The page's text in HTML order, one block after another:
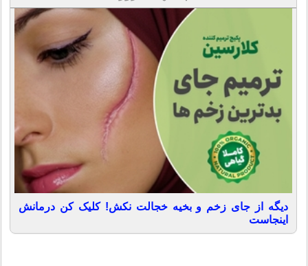
دیگه از جای زخم و بخیه خجالت نکش! کلیک کن درمانش
اینجاست